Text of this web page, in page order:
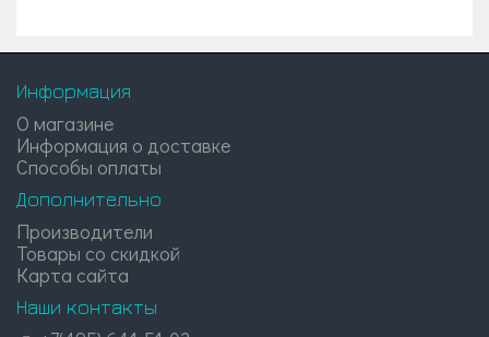
Информация
О магазине
Информация о доставке
Способы оплаты
Дополнительно
Производители
Товары со скидкой
Карта сайта
Наши контакты